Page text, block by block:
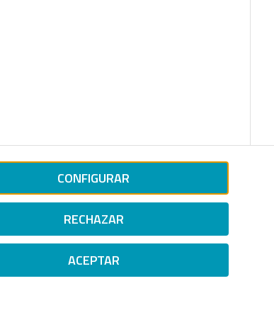
CONFIGURAR
RECHAZAR
ACEPTAR